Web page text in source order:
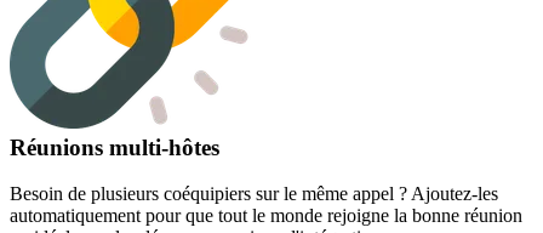
Réunions multi-hôtes
Besoin de plusieurs coéquipiers sur le même appel ? Ajoutez-les
automatiquement pour que tout le monde rejoigne la bonne réunion